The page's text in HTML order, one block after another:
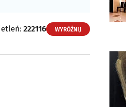
222116 WYRÓŻNIJ